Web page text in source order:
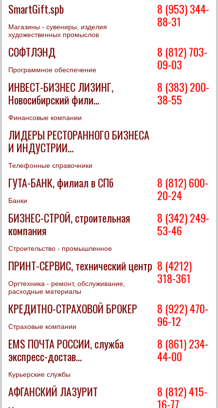
SmartGift.spb
Магазины - сувениры, изделия
художественных промыслов
8 (953) 344-
88-31
СОФТЛЭНД
Программное обеспечение
8 (812) 703-
09-03
ИНВЕСТ-БИЗНЕС ЛИЗИНГ,
Новосибирский фили...
Финансовые компании
8 (383) 200-
38-55
ЛИДЕРЫ РЕСТОРАННОГО БИЗНЕСА
И ИНДУСТРИИ...
Телефонные справочники
ГУТА-БАНК, филиал в СПб
Банки
8 (812) 600-
20-24
БИЗНЕС-СТРОЙ, строительная
компания
Строительство - промышленное
8 (342) 249-
53-46
ПРИНТ-СЕРВИС, технический центр
Оргтехника - ремонт, обслуживание,
расходные материалы
8 (4212)
318-361
КРЕДИТНО-СТРАХОВОЙ БРОКЕР
Страховые компании
8 (922) 470-
96-12
EMS ПОЧТА РОССИИ, служба
экспресс-достав...
Курьерские службы
8 (861) 234-
44-00
АФГАНСКИЙ ЛАЗУРИТ
8 (812) 415-
16-77